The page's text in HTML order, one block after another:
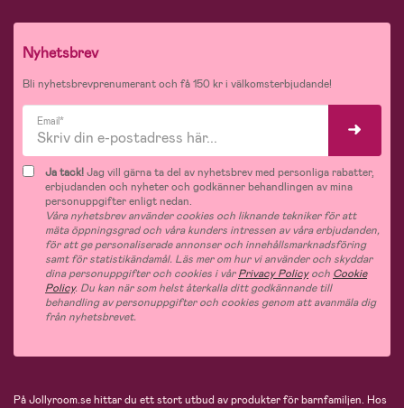
Nyhetsbrev
Bli nyhetsbrevprenumerant och få 150 kr i välkomsterbjudande!
Email*
Ja tack!Jag vill gärna ta del av nyhetsbrev med personliga rabatter,
erbjudanden och nyheter och godkänner behandlingen av mina
personuppgifter enligt nedan.
Våra nyhetsbrev använder cookies och liknande tekniker för att
mäta öppningsgrad och våra kunders intressen av våra erbjudanden,
för att ge personaliserade annonser och innehållsmarknadsföring
samt för statistikändamål. Läs mer om hur vi använder och skyddar
dina personuppgifter och cookies i vårPrivacy Policyoch Cookie
Policy. Du kan när som helst återkalla ditt godkännande till
behandling av personuppgifter och cookies genom att avanmäla dig
från nyhetsbrevet.
På Jollyroom.se hittar du ett stort utbud av produkter för barnfamiljen. Hos